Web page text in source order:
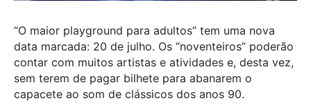
“O maior playground para adultos” tem uma nova
data marcada: 20 de julho. Os “noventeiros” poderão
contar com muitos artistas e atividades e, desta vez,
sem terem de pagar bilhete para abanarem o
capacete ao som de clássicos dos anos 90.